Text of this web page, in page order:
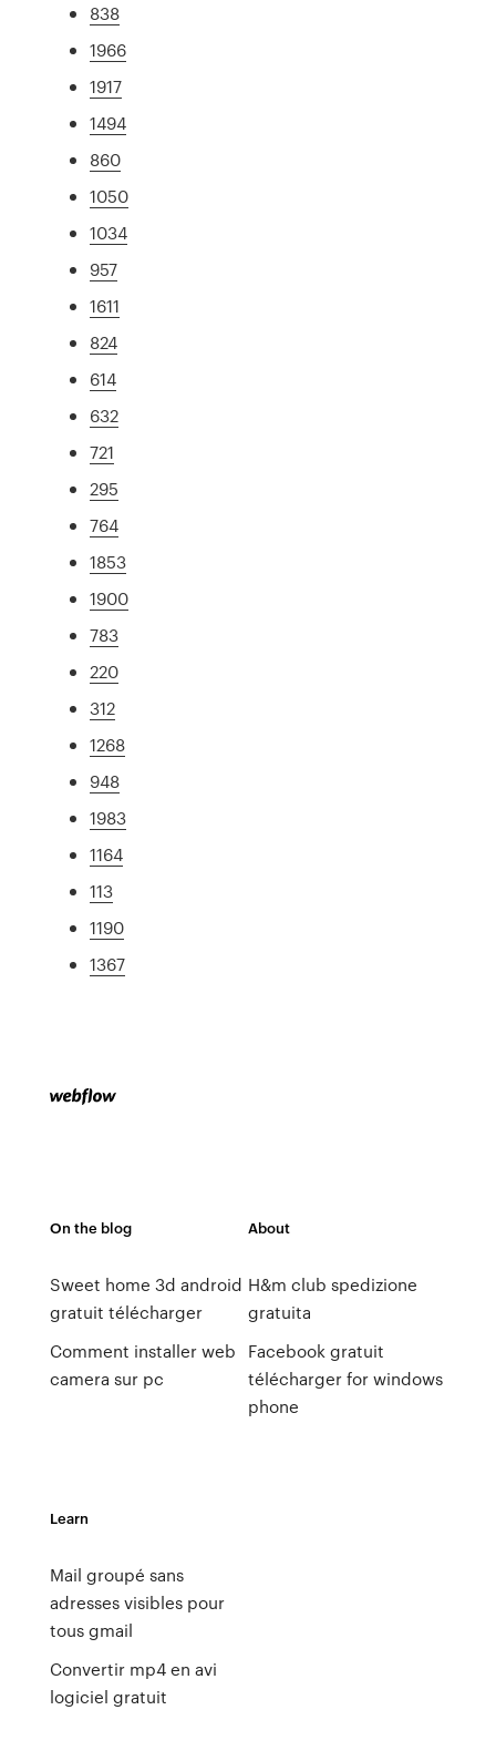
838
1966
1917
1494
860
1050
1034
957
1611
824
614
632
721
295
764
1853
1900
783
220
312
1268
948
1983
1164
113
1190
1367
On the blog
Sweet home 3d android
gratuit télécharger
Comment installer web
camera sur pc
About
H&m club spedizione
gratuita
Facebook gratuit
télécharger for windows
phone
Learn
Mail groupé sans
adresses visibles pour
tous gmail
Convertir mp4 en avi
logiciel gratuit